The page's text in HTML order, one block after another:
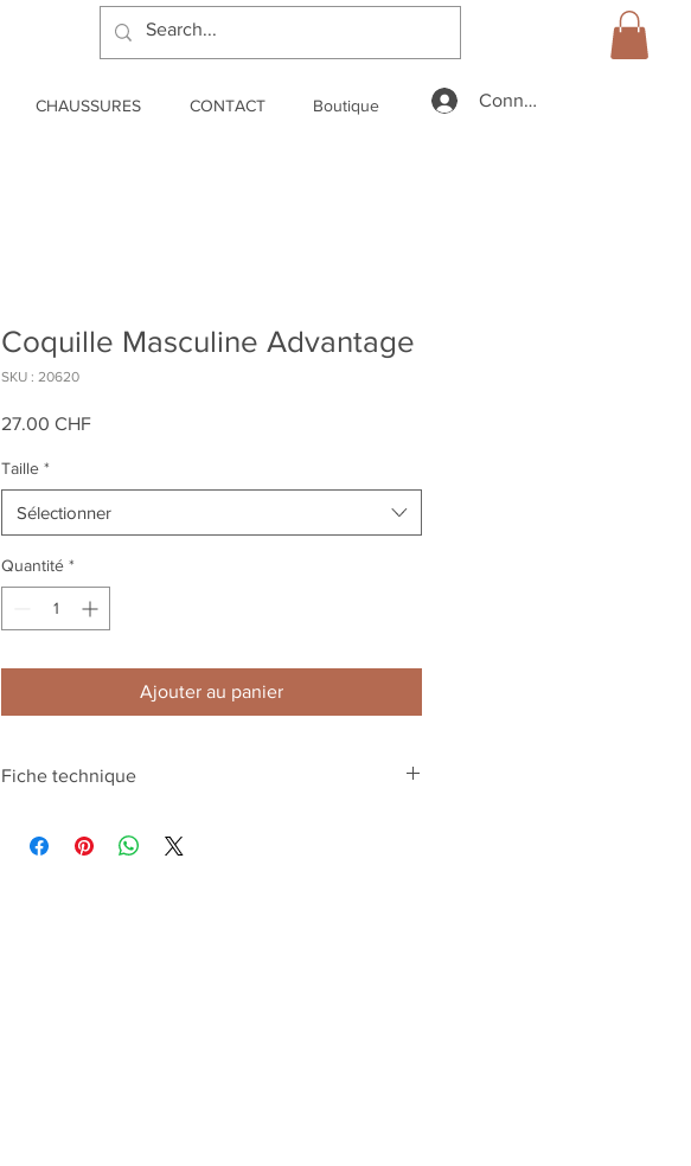
CHAUSSURES CONTACT Boutique Connexion
Coquille Masculine Advantage
SKU : 20620
27.00 CHFPrix
Taille *
Sélectionner
Quantité *
Ajouter au panier
Fiche technique
Composition